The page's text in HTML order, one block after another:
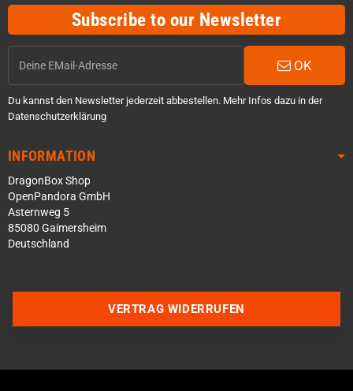
Subscribe to our Newsletter
OK
Du kannst den Newsletter jederzeit abbestellen. Mehr Infos dazu in der
Datenschutzerklärung
INFORMATION
DragonBox Shop
OpenPandora GmbH
Asternweg 5
85080 Gaimersheim
Deutschland
VERTRAG WIDERRUFEN